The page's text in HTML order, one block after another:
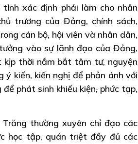
xác định phải làm cho nhân
trương của Đảng, chính sách,
cán bộ, hội viên và nhân dân,
vào sự lãnh đạo của Đảng,
kịp thời nắm bắt tâm tư, nguyện
kiến, kiến nghị để phản ánh với
phát sinh khiếu kiện,phức tạp,
thường xuyên chỉ đạo các
học tập, quán triệt đầy đủ các